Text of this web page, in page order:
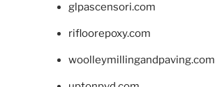
glpascensori.com
rifloorepoxy.com
woolleymillingandpaving.com